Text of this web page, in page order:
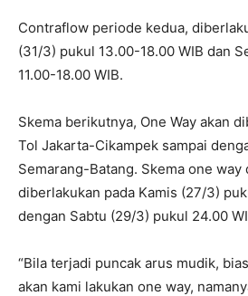
Contraflow periode kedua,
(31/3) pukul 13.00-18.00 WIB dan
11.00-18.00 WIB.
Skema berikutnya, One Way akan
Tol Jakarta-Cikampek sampai
Semarang-Batang. Skema one way
diberlakukan pada Kamis (27/3)
dengan Sabtu (29/3) pukul 24.00
“Bila terjadi puncak arus mudik,
akan kami lakukan one way,